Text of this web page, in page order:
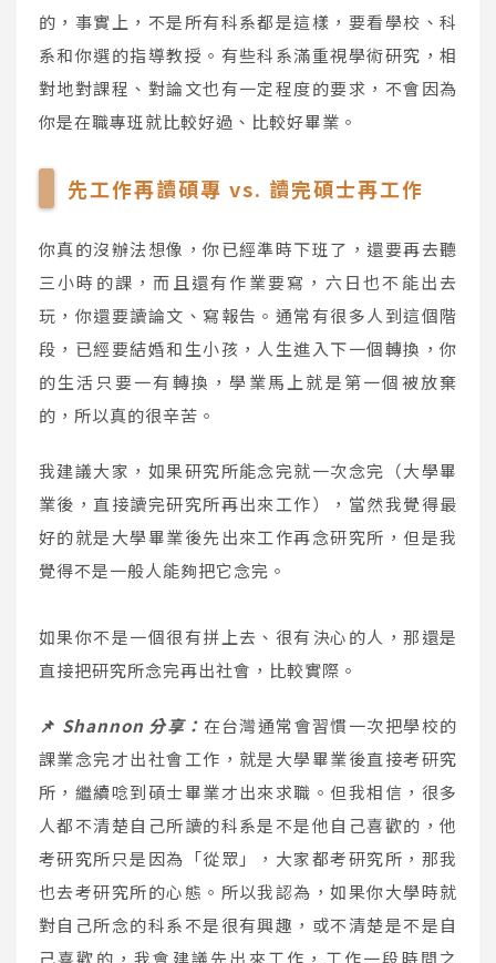
的，事實上，不是所有科系都是這樣，要看學校、科
系和你選的指導教授。有些科系滿重視學術研究，相
對地對課程、對論文也有一定程度的要求，不會因為
你是在職專班就比較好過、比較好畢業。
先工作再讀碩專 vs. 讀完碩士再工作
你真的沒辦法想像，你已經準時下班了，還要再去聽
三小時的課，而且還有作業要寫，六日也不能出去
玩，你還要讀論文、寫報告。通常有很多人到這個階
段，已經要結婚和生小孩，人生進入下一個轉換，你
的生活只要一有轉換，學業馬上就是第一個被放棄
的，所以真的很辛苦。
我建議大家，如果研究所能念完就一次念完（大學畢
業後，直接讀完研究所再出來工作），當然我覺得最
好的就是大學畢業後先出來工作再念研究所，但是我
覺得不是一般人能夠把它念完。
如果你不是一個很有拼上去、很有決心的人，那還是
直接把研究所念完再出社會，比較實際。
📌 Shannon 分享： 在台灣通常會習慣一次把學校的
課業念完才出社會工作，就是大學畢業後直接考研究
所，繼續唸到碩士畢業才出來求職。但我相信，很多
人都不清楚自己所讀的科系是不是他自己喜歡的，他
考研究所只是因為「從眾」，大家都考研究所，那我
也去考研究所的心態。所以我認為，如果你大學時就
對自己所念的科系不是很有興趣，或不清楚是不是自
己喜歡的，我會建議先出來工作，工作一段時間之